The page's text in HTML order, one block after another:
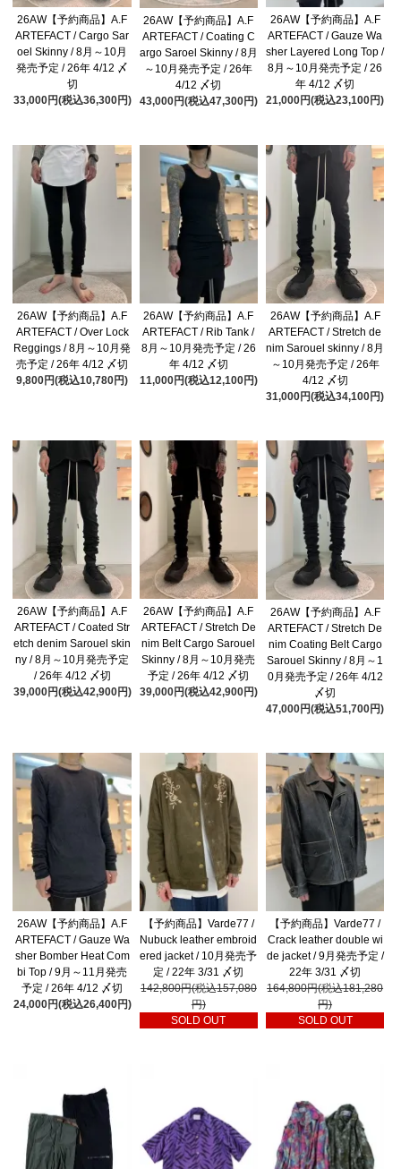
26AW【予約商品】A.F
ARTEFACT / Cargo Sar
oel Skinny / 8月～10月
発売予定 / 26年 4/12 〆
切
33,000円(税込36,300円)
26AW【予約商品】A.F
ARTEFACT / Coating C
argo Saroel Skinny / 8月
～10月発売予定 / 26年
4/12 〆切
43,000円(税込47,300円)
26AW【予約商品】A.F
ARTEFACT / Gauze Wa
sher Layered Long Top /
8月～10月発売予定 / 26
年 4/12 〆切
21,000円(税込23,100円)
26AW【予約商品】A.F
ARTEFACT / Over Lock
Reggings / 8月～10月発
売予定 / 26年 4/12 〆切
9,800円(税込10,780円)
26AW【予約商品】A.F
ARTEFACT / Rib Tank /
8月～10月発売予定 / 26
年 4/12 〆切
11,000円(税込12,100円)
26AW【予約商品】A.F
ARTEFACT / Stretch de
nim Sarouel skinny / 8月
～10月発売予定 / 26年
4/12 〆切
31,000円(税込34,100円)
26AW【予約商品】A.F
ARTEFACT / Coated Str
etch denim Sarouel skin
ny / 8月～10月発売予定
/ 26年 4/12 〆切
39,000円(税込42,900円)
26AW【予約商品】A.F
ARTEFACT / Stretch De
nim Belt Cargo Sarouel
Skinny / 8月～10月発売
予定 / 26年 4/12 〆切
39,000円(税込42,900円)
26AW【予約商品】A.F
ARTEFACT / Stretch De
nim Coating Belt Cargo
Sarouel Skinny / 8月～1
0月発売予定 / 26年 4/12
〆切
47,000円(税込51,700円)
26AW【予約商品】A.F
ARTEFACT / Gauze Wa
sher Bomber Heat Com
bi Top / 9月～11月発売
予定 / 26年 4/12 〆切
24,000円(税込26,400円)
【予約商品】Varde77 /
Nubuck leather embroid
ered jacket / 10月発売予
定 / 22年 3/31 〆切
142,800円(税込157,080
円)
SOLD OUT
【予約商品】Varde77 /
Crack leather double wi
de jacket / 9月発売予定 /
22年 3/31 〆切
164,800円(税込181,280
円)
SOLD OUT